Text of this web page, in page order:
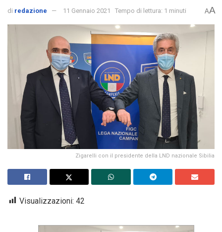
di redazione 11 Gennaio 2021 Tempo di lettura: 1 minuti AA
Zigarelli con il presidente della LND nazionale Sibilia
Visualizzazioni: 42